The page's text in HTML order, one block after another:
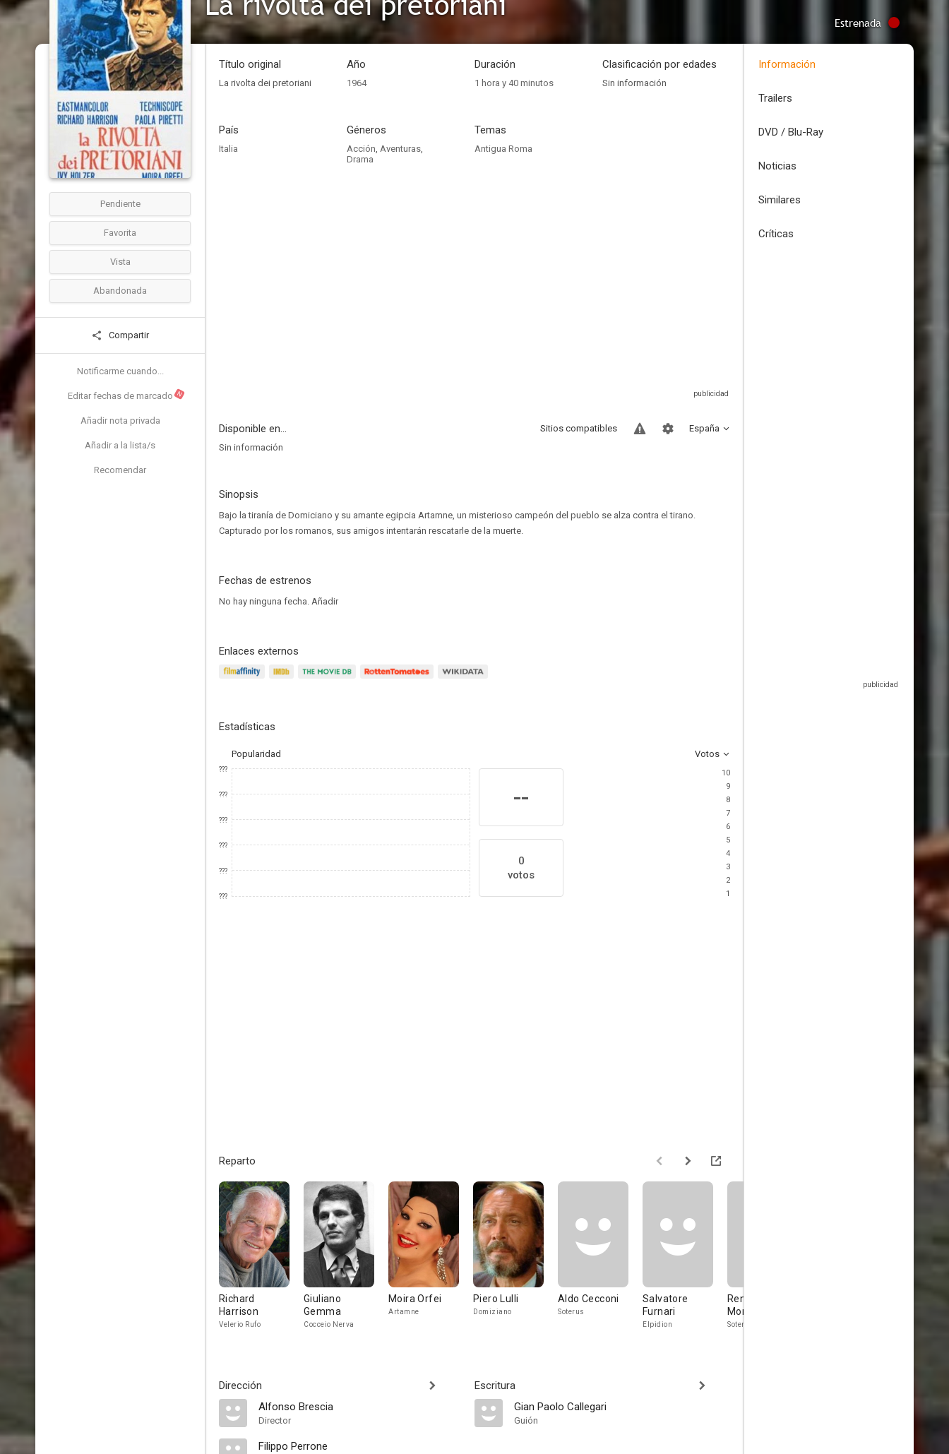
Estrenada
Pendiente
Favorita
Vista
Abandonada
Compartir
Notificarme cuando...
Editar fechas de marcado N
Añadir nota privada
Añadir a la lista/s
Recomendar
Título original
La rivolta dei pretoriani
Año
1964
Duración
1 hora y 40 minutos
Clasificación por edades
Sin información
País
Italia
Géneros
Acción, Aventuras,
Drama
Temas
Antigua Roma
Disponible en... España
Sitios compatibles
Sin información
Sinopsis
Bajo la tiranía de Domiciano y su amante egipcia Artamne, un misterioso campeón del pueblo se alza contra el tirano.
Capturado por los romanos, sus amigos intentarán rescatarle de la muerte.
Fechas de estrenos
No hay ninguna fecha. Añadir
Enlaces externos
Estadísticas
Popularidad Votos
???
???
???
???
???
???
--
0
votos
10
9
8
7
6
5
4
3
2
1
Reparto
Richard
Harrison
Velerio Rufo
Giuliano
Gemma
Cocceio Nerva
Moira Orfei
Artamne
Piero Lulli
Domiziano
Aldo Cecconi
Soterus
Salvatore
Furnari
Elpidion
Renato
Montalbano
Sotero
Dirección
Alfonso Brescia
Director
Filippo Perrone
Escritura
Gian Paolo Callegari
Guión
Información
Trailers
DVD / Blu-Ray
Noticias
Similares
Críticas